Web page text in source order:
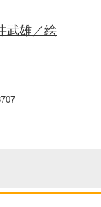
武雄／絵